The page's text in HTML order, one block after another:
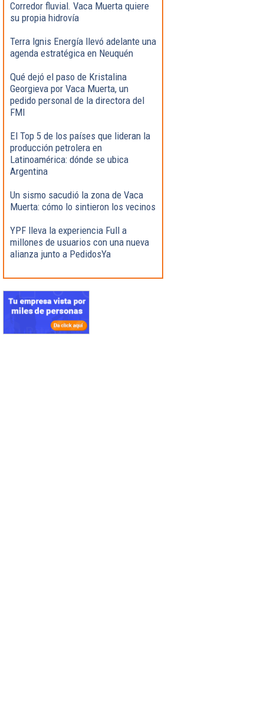
Corredor fluvial. Vaca Muerta quiere
su propia hidrovía
Terra Ignis Energía llevó adelante una
agenda estratégica en Neuquén
Qué dejó el paso de Kristalina
Georgieva por Vaca Muerta, un
pedido personal de la directora del
FMI
El Top 5 de los países que lideran la
producción petrolera en
Latinoamérica: dónde se ubica
Argentina
Un sismo sacudió la zona de Vaca
Muerta: cómo lo sintieron los vecinos
YPF lleva la experiencia Full a
millones de usuarios con una nueva
alianza junto a PedidosYa